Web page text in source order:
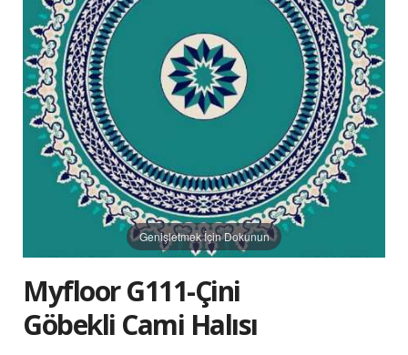
Genişletmek İçin Dokunun
Myfloor G111-Çini
Göbekli Cami Halısı